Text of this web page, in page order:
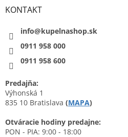
KONTAKT
info@kupelnashop.sk
0911 958 000
0911 958 600
Predajňa:
Výhonská 1
835 10 Bratislava (MAPA)
Otváracie hodiny predajne:
PON - PIA: 9:00 - 18:00